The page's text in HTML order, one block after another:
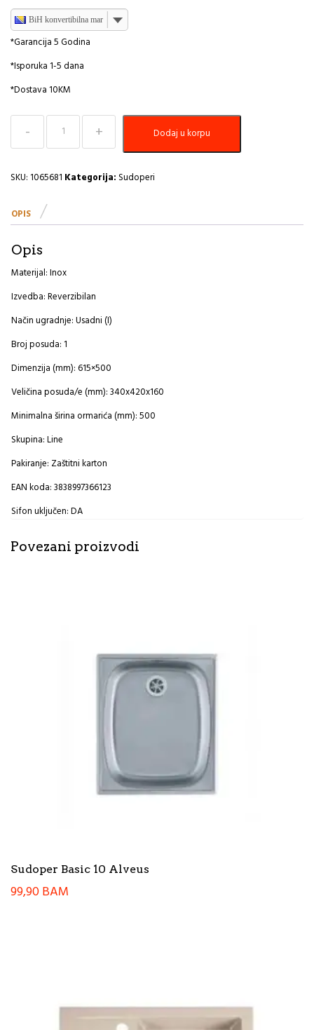
BiH konvertibilna marka
*Garancija 5 Godina
*Isporuka 1-5 dana
*Dostava 10KM
Sudoper
615x500
Line
A
Dodaj u korpu
SKU: 1065681 Kategorija: Sudoperi
OPIS
Opis
Materijal: Inox
Izvedba: Reverzibilan
Način ugradnje: Usadni (I)
Broj posuda: 1
Dimenzija (mm): 615×500
Veličina posuda/e (mm): 340x420x160
Minimalna širina ormarića (mm): 500
Skupina: Line
Pakiranje: Zaštitni karton
EAN koda: 3838997366123
Sifon uključen: DA
Povezani proizvodi
Sudoper Basic 10 Alveus
99,90BAM